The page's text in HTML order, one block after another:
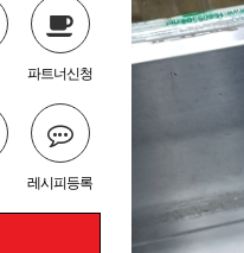
파트너신청
레시피등록